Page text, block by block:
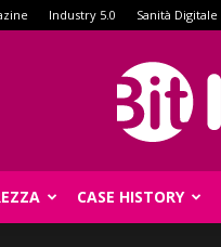
Industry 5.0 Sanità Digitale
CASE HISTORY